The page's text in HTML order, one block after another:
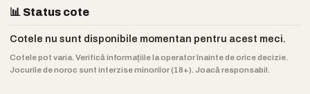
📊 Status cote
Cotele nu sunt disponibile momentan pentru acest meci.
Cotele pot varia. Verifică informațiile la operator înainte de orice decizie.
Jocurile de noroc sunt interzise minorilor (18+). Joacă responsabil.